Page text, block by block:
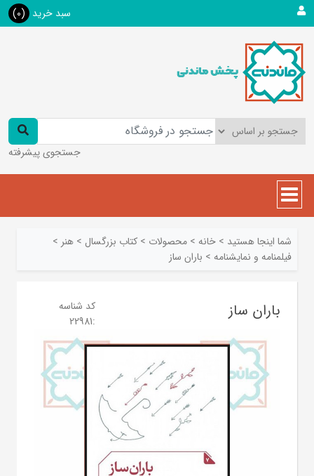
سبد خرید (0)
جستجوی پیشرفته
شما اینجا هستید > خانه > محصولات > کتاب بزرگسال > هنر >
فيلمنامه و نمايشنامه > باران ساز
باران ساز
کد شناسه
:
22981